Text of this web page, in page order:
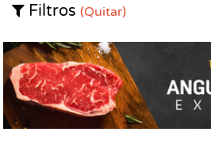
Filtros (Quitar)